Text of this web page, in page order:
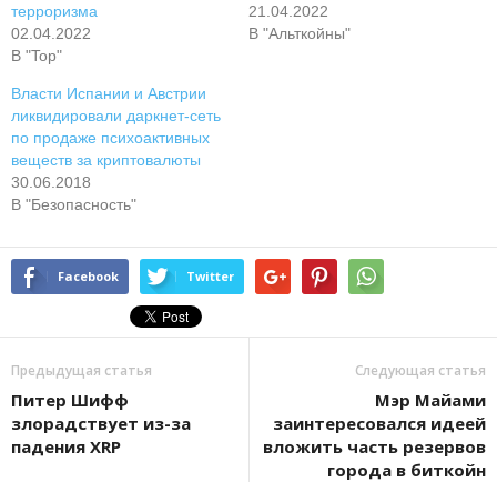
терроризма
02.04.2022
В "Top"
21.04.2022
В "Альткойны"
Власти Испании и Австрии
ликвидировали даркнет-сеть
по продаже психоактивных
веществ за криптовалюты
30.06.2018
В "Безопасность"
Facebook Twitter
Предыдущая статья
Питep Шифф
злopaдcтвуeт из-зa
пaдeния XRP
Следующая статья
Мэр Майами
заинтересовался идеей
вложить часть резервов
города в биткойн